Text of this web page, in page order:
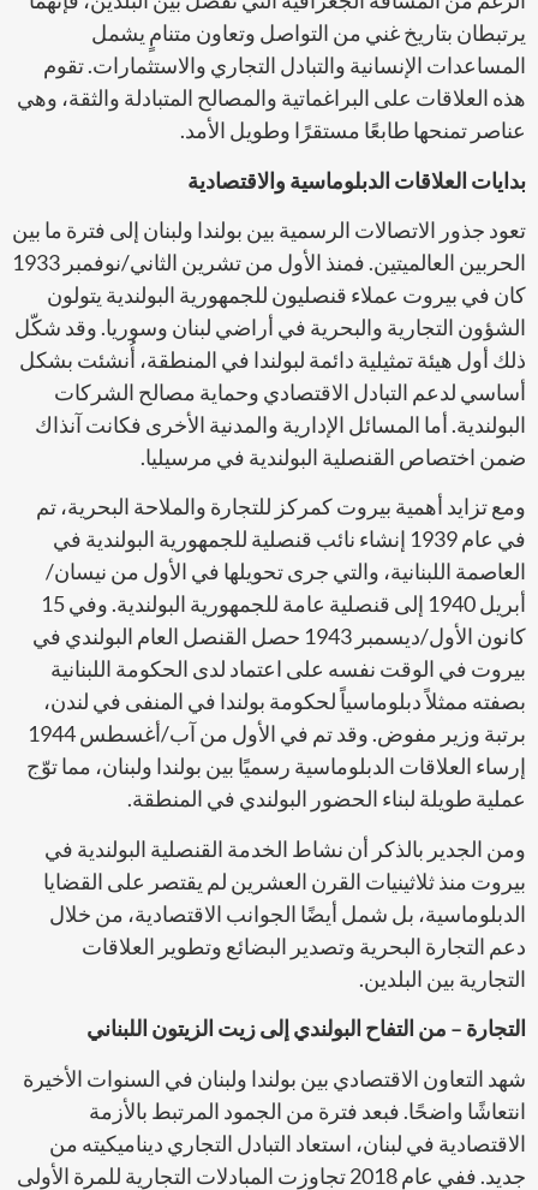
يرتبطان بتاريخ غني من التواصل وتعاون متنامٍ يشمل
المساعدات الإنسانية والتبادل التجاري والاستثمارات. تقوم
هذه العلاقات على البراغماتية والمصالح المتبادلة والثقة، وهي
عناصر تمنحها طابعًا مستقرًا وطويل الأمد.
بدايات العلاقات الدبلوماسية والاقتصادية
تعود جذور الاتصالات الرسمية بين بولندا ولبنان إلى فترة ما بين
الحربين العالميتين. فمنذ الأول من تشرين الثاني/نوفمبر 1933
كان في بيروت عملاء قنصليون للجمهورية البولندية يتولون
الشؤون التجارية والبحرية في أراضي لبنان وسوريا. وقد شكّل
ذلك أول هيئة تمثيلية دائمة لبولندا في المنطقة، أُنشئت بشكل
أساسي لدعم التبادل الاقتصادي وحماية مصالح الشركات
البولندية. أما المسائل الإدارية والمدنية الأخرى فكانت آنذاك
ضمن اختصاص القنصلية البولندية في مرسيليا.
ومع تزايد أهمية بيروت كمركز للتجارة والملاحة البحرية، تم
في عام 1939 إنشاء نائب قنصلية للجمهورية البولندية في
العاصمة اللبنانية، والتي جرى تحويلها في الأول من نيسان/
أبريل 1940 إلى قنصلية عامة للجمهورية البولندية. وفي 15
كانون الأول/ديسمبر 1943 حصل القنصل العام البولندي في
بيروت في الوقت نفسه على اعتماد لدى الحكومة اللبنانية
بصفته ممثلاً دبلوماسياً لحكومة بولندا في المنفى في لندن،
برتبة وزير مفوض. وقد تم في الأول من آب/أغسطس 1944
إرساء العلاقات الدبلوماسية رسميًا بين بولندا ولبنان، مما توّج
عملية طويلة لبناء الحضور البولندي في المنطقة.
ومن الجدير بالذكر أن نشاط الخدمة القنصلية البولندية في
بيروت منذ ثلاثينيات القرن العشرين لم يقتصر على القضايا
الدبلوماسية، بل شمل أيضًا الجوانب الاقتصادية، من خلال
دعم التجارة البحرية وتصدير البضائع وتطوير العلاقات
التجارية بين البلدين.
التجارة – من التفاح البولندي إلى زيت الزيتون اللبناني
شهد التعاون الاقتصادي بين بولندا ولبنان في السنوات الأخيرة
انتعاشًا واضحًا. فبعد فترة من الجمود المرتبط بالأزمة
الاقتصادية في لبنان، استعاد التبادل التجاري ديناميكيته من
جديد. ففي عام 2018 تجاوزت المبادلات التجارية للمرة الأولى